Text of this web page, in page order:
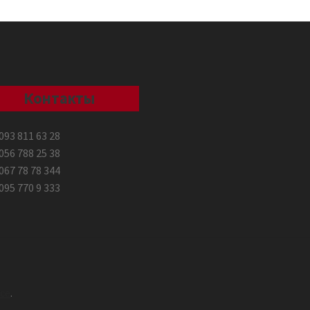
Контакты
811 63 28
788 25 38
78 78 344
770 9 333
.